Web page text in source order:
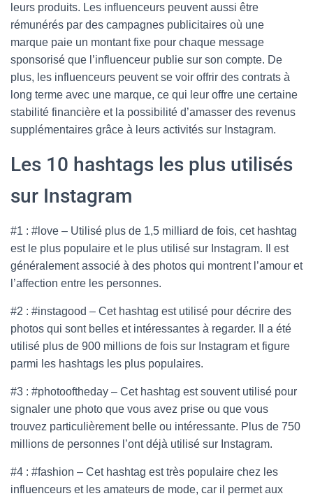
leurs produits. Les influenceurs peuvent aussi être
rémunérés par des campagnes publicitaires où une
marque paie un montant fixe pour chaque message
sponsorisé que l’influenceur publie sur son compte. De
plus, les influenceurs peuvent se voir offrir des contrats à
long terme avec une marque, ce qui leur offre une certaine
stabilité financière et la possibilité d’amasser des revenus
supplémentaires grâce à leurs activités sur Instagram.
Les 10 hashtags les plus utilisés
sur Instagram
#1 : #love – Utilisé plus de 1,5 milliard de fois, cet hashtag
est le plus populaire et le plus utilisé sur Instagram. Il est
généralement associé à des photos qui montrent l’amour et
l’affection entre les personnes.
#2 : #instagood – Cet hashtag est utilisé pour décrire des
photos qui sont belles et intéressantes à regarder. Il a été
utilisé plus de 900 millions de fois sur Instagram et figure
parmi les hashtags les plus populaires.
#3 : #photooftheday – Cet hashtag est souvent utilisé pour
signaler une photo que vous avez prise ou que vous
trouvez particulièrement belle ou intéressante. Plus de 750
millions de personnes l’ont déjà utilisé sur Instagram.
#4 : #fashion – Cet hashtag est très populaire chez les
influenceurs et les amateurs de mode, car il permet aux